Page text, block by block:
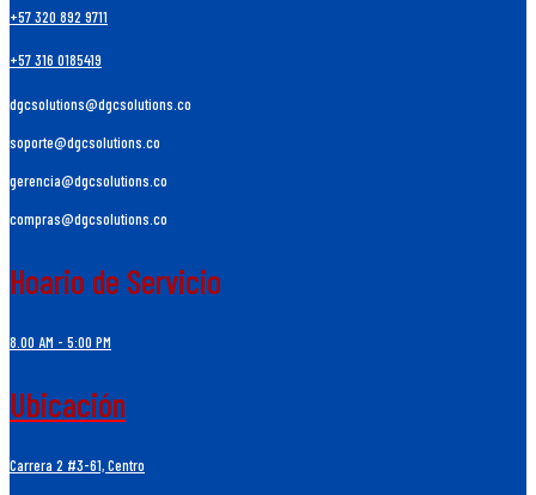
+57 320 892 9711
+57 316 0185419
dgcsolutions@dgcsolutions.co
soporte@dgcsolutions.co
gerencia@dgcsolutions.co
compras@dgcsolutions.co
Hoario de Servicio
8.00 AM - 5:00 PM
Ubicación
Carrera 2 #3-61, Centro